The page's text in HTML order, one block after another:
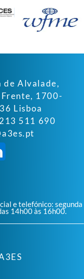
de Alvalade,
Frente, 1700-
Lisboa
511 690
e telefónico: segunda
14h00 às 16h00.